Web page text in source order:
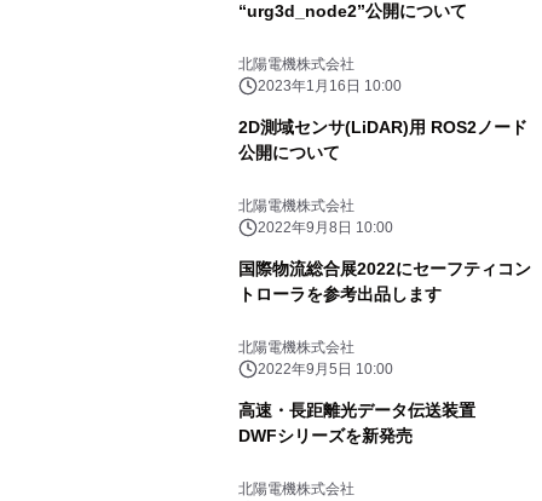
“urg3d_node2”公開について
北陽電機株式会社
2023年1月16日 10:00
2D測域センサ(LiDAR)用 ROS2ノード
公開について
北陽電機株式会社
2022年9月8日 10:00
国際物流総合展2022にセーフティコン
トローラを参考出品します
北陽電機株式会社
2022年9月5日 10:00
高速・長距離光データ伝送装置
DWFシリーズを新発売
北陽電機株式会社